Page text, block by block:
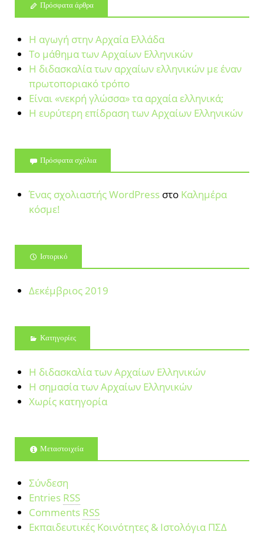
Πρόσφατα άρθρα
Η αγωγή στην Αρχαία Ελλάδα
Το μάθημα των Αρχαίων Ελληνικών
Η διδασκαλία των αρχαίων ελληνικών με έναν
πρωτοποριακό τρόπο
Είναι «νεκρή γλώσσα» τα αρχαία ελληνικά;
Η ευρύτερη επίδραση των Αρχαίων Ελληνικών
Πρόσφατα σχόλια
Ένας σχολιαστής WordPress στο Καλημέρα
κόσμε!
Ιστορικό
Δεκέμβριος 2019
Kατηγορίες
Η διδασκαλία των Αρχαίων Ελληνικών
Η σημασία των Αρχαίων Ελληνικών
Χωρίς κατηγορία
Μεταστοιχεία
Σύνδεση
Entries RSS
Comments RSS
Εκπαιδευτικές Κοινότητες & Ιστολόγια ΠΣΔ